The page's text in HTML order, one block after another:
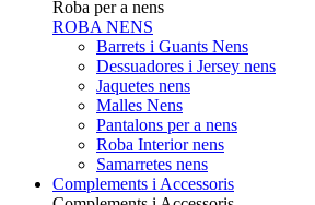
Roba per a nens
ROBA NENS
Barrets i Guants Nens
Dessuadores i Jersey nens
Jaquetes nens
Malles Nens
Pantalons per a nens
Roba Interior nens
Samarretes nens
Complements i Accessoris